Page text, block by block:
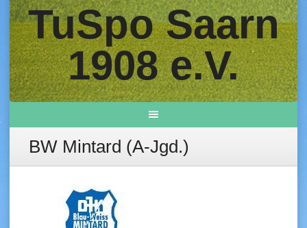
TuSpo Saarn
1908 e.V.
BW Mintard (A-Jgd.)